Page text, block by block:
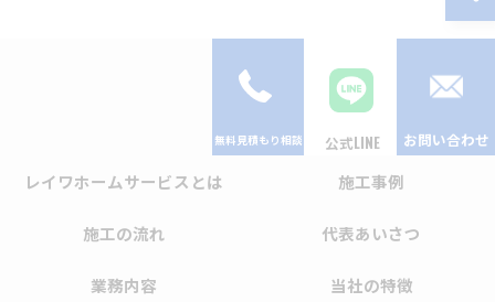
公式LINE お問い合わせ
レイワホームサービスとは 施工事例
施工の流れ 代表あいさつ
業務内容 当社の特徴